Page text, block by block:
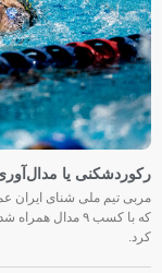
رکوردشکنی یا
مربی تیم ملی شنای ایران
که با کسب ۹ مدال
کرد.